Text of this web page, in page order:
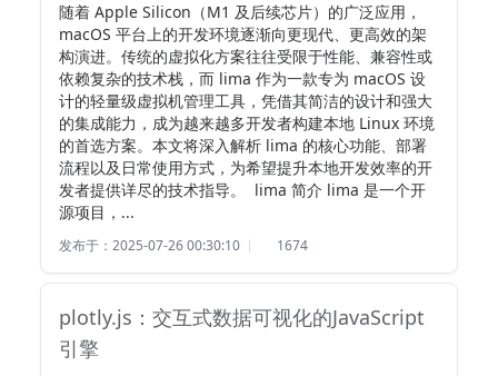
随着 Apple Silicon（M1 及后续芯片）的广泛应用，
macOS 平台上的开发环境逐渐向更现代、更高效的架
构演进。传统的虚拟化方案往往受限于性能、兼容性或
依赖复杂的技术栈，而 lima 作为一款专为 macOS 设
计的轻量级虚拟机管理工具，凭借其简洁的设计和强大
的集成能力，成为越来越多开发者构建本地 Linux 环境
的首选方案。本文将深入解析 lima 的核心功能、部署
流程以及日常使用方式，为希望提升本地开发效率的开
发者提供详尽的技术指导。  lima 简介 lima 是一个开
源项目，...
发布于：2025-07-26 00:30:10 1674
plotly.js：交互式数据可视化的JavaScript
引擎